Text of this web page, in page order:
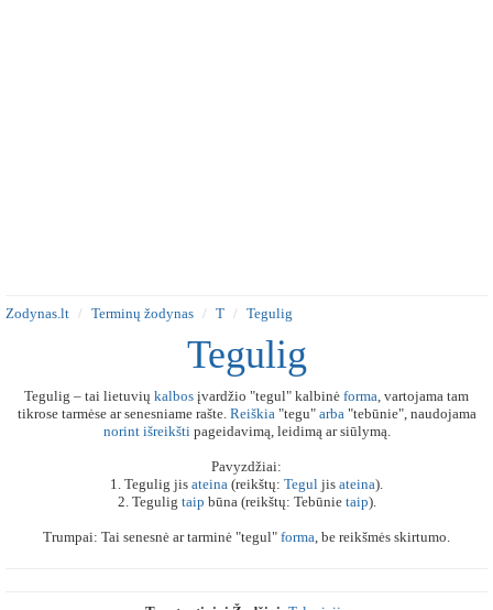
Zodynas.lt Terminų žodynas T Tegulig
Tegulig
Tegulig – tai lietuvių kalbos įvardžio "tegul" kalbinė forma, vartojama tam
tikrose tarmėse ar senesniame rašte. Reiškia"tegu" arba"tebūnie", naudojama
norint išreikštipageidavimą, leidimą ar siūlymą.
Pavyzdžiai:
1. Tegulig jis ateina (reikštų: Tegul jis ateina).
2. Tegulig taip būna (reikštų: Tebūnie taip).
Trumpai: Tai senesnė ar tarminė "tegul" forma, be reikšmės skirtumo.